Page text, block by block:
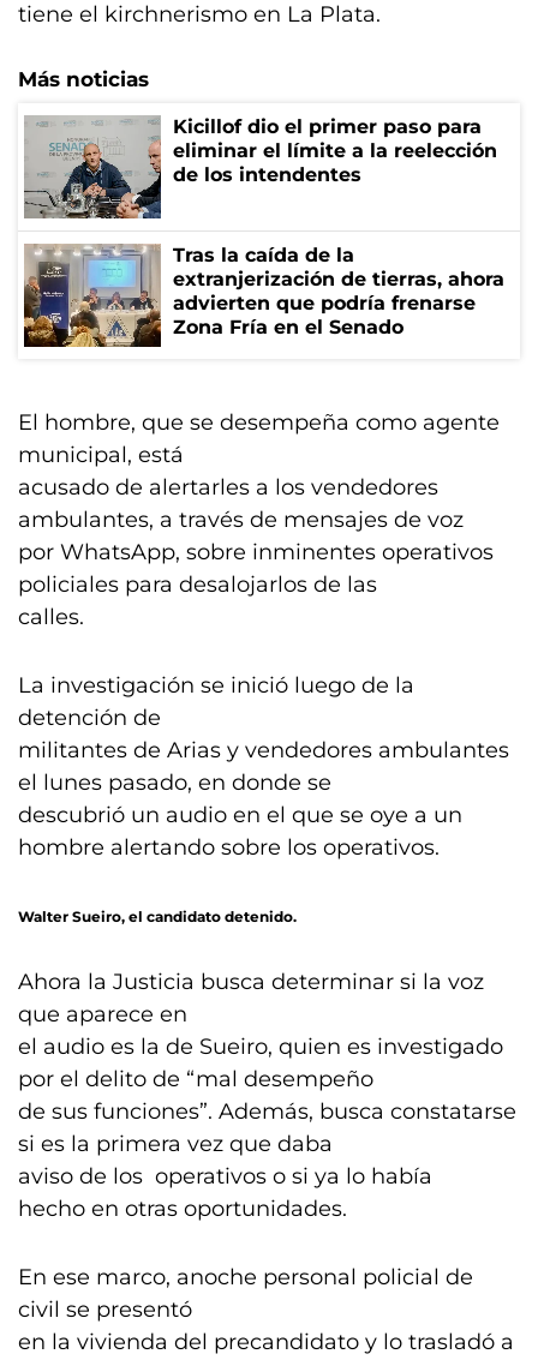
tiene el kirchnerismo en La Plata.
Más noticias
Kicillof dio el primer paso para
eliminar el límite a la reelección
de los intendentes
Tras la caída de la
extranjerización de tierras, ahora
advierten que podría frenarse
Zona Fría en el Senado
El hombre, que se desempeña como agente
municipal, está
acusado de alertarles a los vendedores
ambulantes, a través de mensajes de voz
por WhatsApp, sobre inminentes operativos
policiales para desalojarlos de las
calles.
La investigación se inició luego de la
detención de
militantes de Arias y vendedores ambulantes
el lunes pasado, en donde se
descubrió un audio en el que se oye a un
hombre alertando sobre los operativos.
Walter Sueiro, el candidato detenido.
Ahora la Justicia busca determinar si la voz
que aparece en
el audio es la de Sueiro, quien es investigado
por el delito de “mal desempeño
de sus funciones”. Además, busca constatarse
si es la primera vez que daba
aviso de los operativos o si ya lo había
hecho en otras oportunidades.
En ese marco, anoche personal policial de
civil se presentó
en la vivienda del precandidato y lo trasladó a